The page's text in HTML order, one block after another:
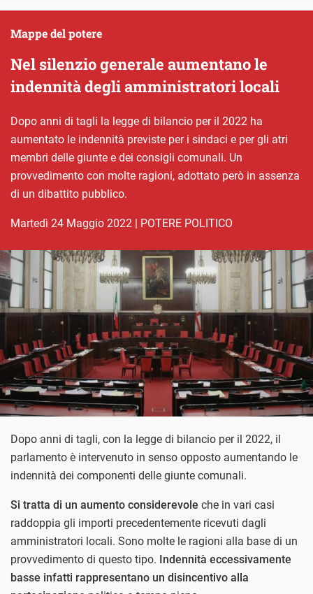
Nel silenzio generale aumentano le
indennità degli amministratori locali
Mappe del potere
Dopo anni di tagli la legge di bilancio per il 2022 ha
aumentato le indennità previste per i sindaci e per gli atri
membri delle giunte e dei consigli comunali. Un
provvedimento con molte ragioni, adottato però in assenza
di un dibattito pubblico.
martedì 24 Maggio 2022 | POTERE POLITICO
Dopo anni di tagli, con la legge di bilancio per il 2022, il
parlamento è intervenuto in senso opposto aumentando le
indennità dei componenti delle giunte comunali.
Si tratta di un aumento considerevole che in vari casi
raddoppia gli importi precedentemente ricevuti dagli
amministratori locali. Sono molte le ragioni alla base di un
provvedimento di questo tipo. Indennità eccessivamente
basse infatti rappresentano un disincentivo alla